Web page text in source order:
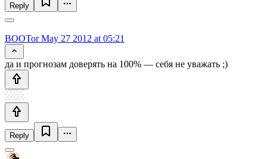
Reply
BOOTorMay 27 2012 at 05:21
да и прогнозам доверять на 100% — себя не уважать ;)
Reply